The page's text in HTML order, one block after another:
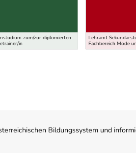
zum/zur diplomierten
in
Lehramt
Fachbereich Mode
Bildungssystem und